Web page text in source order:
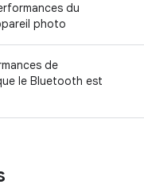
du
photo
de
le Bluetooth est